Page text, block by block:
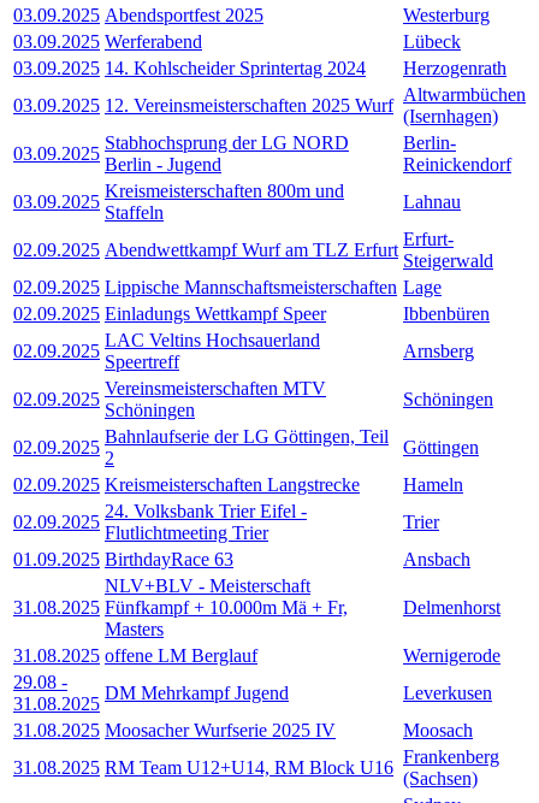
03.09.2025 Abendsportfest 2025
Westerburg
03.09.2025 Werferabend
Lübeck
03.09.2025 14. Kohlscheider Sprintertag 2024
Herzogenrath
03.09.2025 12. Vereinsmeisterschaften 2025 Wurf
Altwarmbüchen
(Isernhagen)
03.09.2025
Stabhochsprung der LG NORD
Berlin - Jugend
Berlin-
Reinickendorf
03.09.2025
Kreismeisterschaften 800m und
Staffeln
Lahnau
02.09.2025 Abendwettkampf Wurf am TLZ Erfurt
Erfurt-
Steigerwald
02.09.2025 Lippische Mannschaftsmeisterschaften Lage
02.09.2025 Einladungs Wettkampf Speer
Ibbenbüren
02.09.2025
LAC Veltins Hochsauerland
Speertreff
Arnsberg
02.09.2025
Vereinsmeisterschaften MTV
Schöningen
Schöningen
02.09.2025
Bahnlaufserie der LG Göttingen, Teil
2
Göttingen
02.09.2025 Kreismeisterschaften Langstrecke
Hameln
02.09.2025
24. Volksbank Trier Eifel -
Flutlichtmeeting Trier
Trier
01.09.2025 BirthdayRace 63 Ansbach
31.08.2025
NLV+BLV - Meisterschaft
Fünfkampf + 10.000m Mä + Fr,
Masters
Delmenhorst
31.08.2025 offene LM Berglauf
Wernigerode
29.08 -
31.08.2025
DM Mehrkampf Jugend
Leverkusen
31.08.2025 Moosacher Wurfserie 2025 IV
Moosach
31.08.2025 RM Team U12+U14, RM Block U16
Frankenberg
(Sachsen)